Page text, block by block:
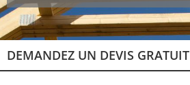
DEMANDEZ UN DEVIS GRATUIT